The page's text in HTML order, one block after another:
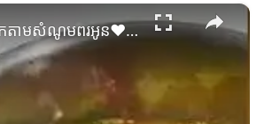
×
មកតាមសំណូមពរអូន❤️ ពីរមុខក្នុងពេលតែមួយ មើលតែព៌ណទឹកសម្លរក៏ដឹងថាជាតិប៉ណ្ណា😋😊#